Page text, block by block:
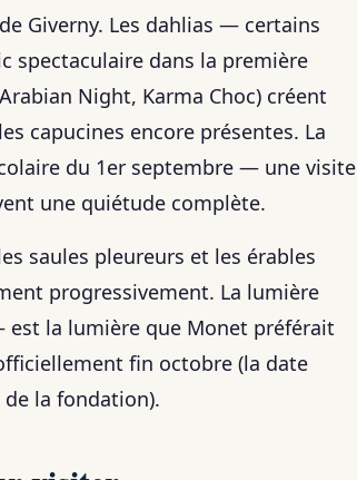
Giverny. Les dahlias — certains
spectaculaire dans la première
Night, Karma Choc) créent
capucines encore présentes. La
du 1er septembre — une visite
une quiétude complète.
saules pleureurs et les érables
progressivement. La lumière
la lumière que Monet préférait
fin octobre (la date
la fondation).